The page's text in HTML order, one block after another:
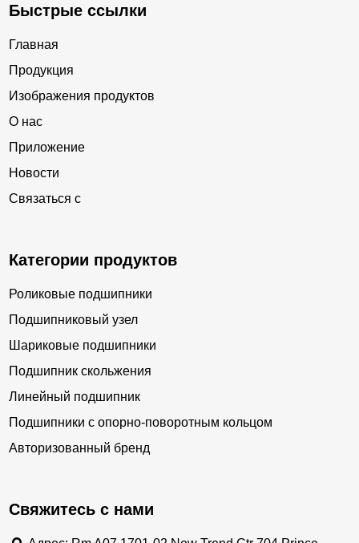
Быстрые ссылки
Главная
Продукция
Изображения продуктов
О нас
Приложение
Новости
Связаться с
Категории продуктов
Роликовые подшипники
Подшипниковый узел
Шариковые подшипники
Подшипник скольжения
Линейный подшипник
Подшипники с опорно-поворотным кольцом
Авторизованный бренд
Свяжитесь с нами